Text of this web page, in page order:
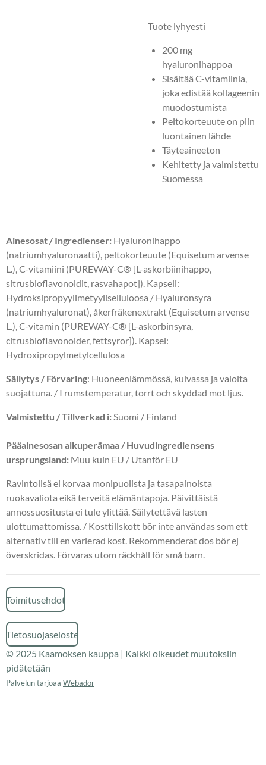
Tuote lyhyesti
200 mg
hyaluronihappoa
Sisältää C-vitamiinia,
joka edistää kollageenin
muodostumista
Peltokorteuute on piin
luontainen lähde
Täyteaineeton
Kehitetty ja valmistettu
Suomessa
Ainesosat / Ingredienser: Hyaluronihappo
(natriumhyaluronaatti), peltokorteuute (Equisetum arvense
L.), C-vitamiini (PUREWAY-C® [L-askorbiinihappo,
sitrusbioflavonoidit, rasvahapot]). Kapseli:
Hydroksipropyylimetyyliselluloosa / Hyaluronsyra
(natriumhyaluronat), åkerfräkenextrakt (Equisetum arvense
L.),C-vitamin (PUREWAY-C® [L-askorbinsyra,
citrusbioflavonoider, fettsyror]). Kapsel:
Hydroxipropylmetylcellulosa
Säilytys / Förvaring: Huoneenlämmössä, kuivassa ja valolta
suojattuna. / I rumstemperatur, torrt och skyddad mot ljus.
Valmistettu / Tillverkad i:Suomi / Finland
Pääainesosan alkuperämaa / Huvudingrediensens
ursprungsland: Muu kuin EU / Utanför EU
Ravintolisä ei korvaa monipuolista ja tasapainoista
ruokavaliota eikä terveitä elämäntapoja. Päivittäistä
annossuositusta ei tule ylittää. Säilytettävä lasten
ulottumattomissa. / Kosttillskott bör inte användas som ett
alternativ till en varierad kost. Rekommenderat dos bör ej
överskridas. Förvaras utom räckhåll för små barn.
Toimitusehdot
Tietosuojaseloste
© 2025 Kaamoksen kauppa | Kaikki oikeudet muutoksiin
pidätetään
Palvelun tarjoaa Webador